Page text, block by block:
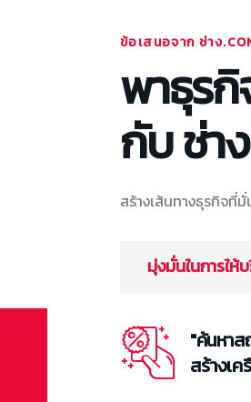
ข้อเสนอจาก ช่าง
พาธุร
กับ ช่า
สร้างเส้นทางธุรกิจที่
มุ่งมั่นในการให้
"ค้นหาส
สร้างเค